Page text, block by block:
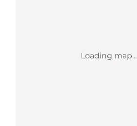
Loading map...